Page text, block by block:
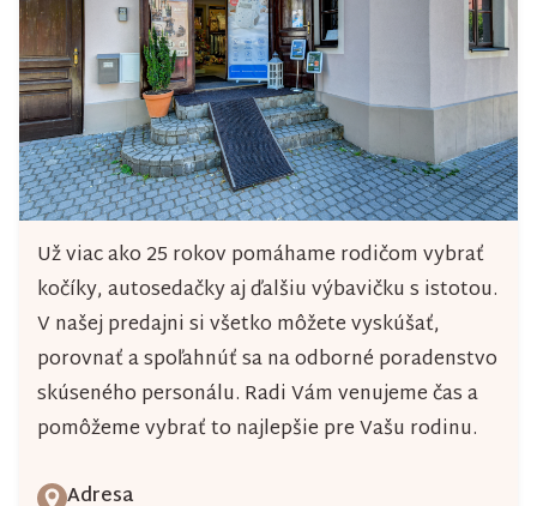
Už viac ako 25 rokov pomáhame rodičom vybrať
kočíky, autosedačky aj ďalšiu výbavičku s istotou.
V našej predajni si všetko môžete vyskúšať,
porovnať a spoľahnúť sa na odborné poradenstvo
skúseného personálu. Radi Vám venujeme čas a
pomôžeme vybrať to najlepšie pre Vašu rodinu.
Adresa